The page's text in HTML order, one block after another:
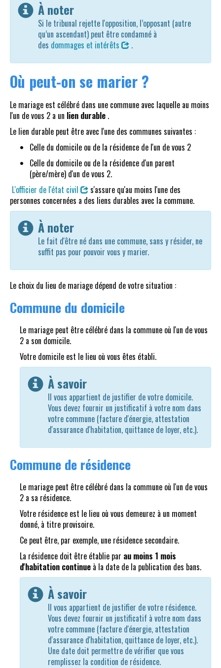
À noter
Si le tribunal rejette l'opposition, l’opposant (autre
qu’un ascendant) peut être condamné à
des dommages et intérêts .
Où peut-on se marier ?
Le mariage est célébré dans une commune avec laquelle au moins
l'un de vous 2 a un lien durable .
Le lien durable peut être avec l'une des communes suivantes :
Celle du domicile ou de la résidence de l'un de vous 2
Celle du domicile ou de la résidence d'un parent
(père/mère) d'un de vous 2.
L'officier de l'état civil
s'assure qu'au moins l'une des
personnes concernées a des liens durables avec la commune.
À noter
Le fait d'être né dans une commune, sans y résider, ne
suffit pas pour pouvoir vous y marier.
Le choix du lieu de mariage dépend de votre situation :
Commune du domicile
Le mariage peut être célébré dans la commune où l'un de vous
2 a son domicile.
Votre domicile est le lieu où vous êtes établi.
À savoir
Il vous appartient de justifier de votre domicile.
Vous devez fournir un justificatif à votre nom dans
votre commune (facture d'énergie, attestation
d'assurance d'habitation, quittance de loyer, etc.).
Commune de résidence
Le mariage peut être célébré dans la commune où l'un de vous
2 a sa résidence.
Votre résidence est le lieu où vous demeurez à un moment
donné, à titre provisoire.
Ce peut être, par exemple, une résidence secondaire.
La résidence doit être établie par au moins 1 mois
d'habitation continue à la date de la publication des bans.
À savoir
Il vous appartient de justifier de votre résidence.
Vous devez fournir un justificatif à votre nom dans
votre commune (facture d'énergie, attestation
d'assurance d'habitation, quittance de loyer, etc.).
Une date doit permettre de vérifier que vous
remplissez la condition de résidence.